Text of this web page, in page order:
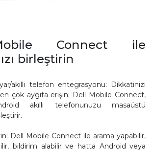
Connect ile
birleştirin
akıllı telefon entegrasyonu: Dikkatinizi
çok aygıta erişin; Dell Mobile Connect,
akıllı telefonunuzu masaüstü
Dell Mobile Connect ile arama yapabilir,
bildirim alabilir ve hatta Android veya